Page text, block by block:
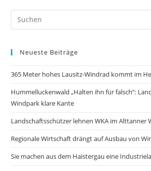
Neueste Beiträge
365 Meter hohes Lausitz-Windrad kommt im
Hummelluckenwald „Halten ihn für falsch“:
Windpark klare Kante
Landschaftsschützer lehnen WKA im Alttanner
Regionale Wirtschaft drängt auf Ausbau von
Sie machen aus dem Haistergau eine